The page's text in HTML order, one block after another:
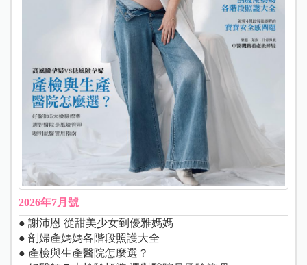
2026年7月號
● 謝沛恩 從甜美少女到優雅媽媽
● 剖婦產媽媽各階段照護大全
● 產檢與生產醫院怎麼選？